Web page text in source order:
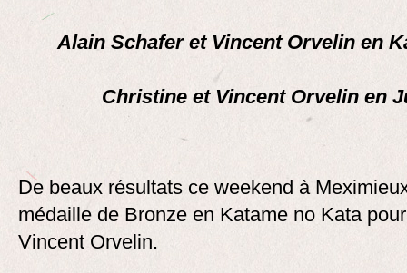
Alain Schafer et Vincent Orvelin en
Christine et Vincent Orvelin en
De beaux résultats ce weekend à
médaille de Bronze en Katame no Kata
Vincent Orvelin.